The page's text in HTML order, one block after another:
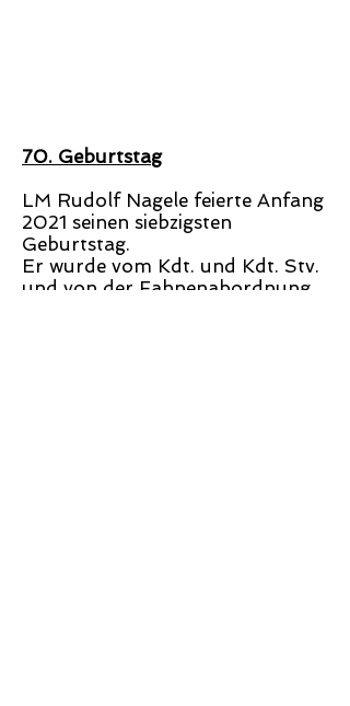
70. Geburtstag
LM Rudolf Nagele feierte Anfang
2021 seinen siebzigsten
Geburtstag.
Er wurde vom Kdt. und Kdt. Stv.
und von der Fahnenabordnung